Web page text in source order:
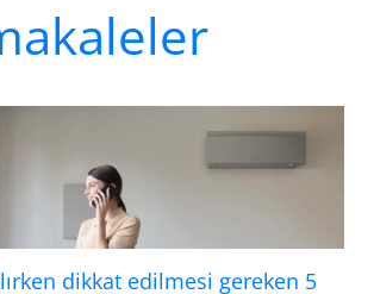
dikkat edilmesi gereken 5